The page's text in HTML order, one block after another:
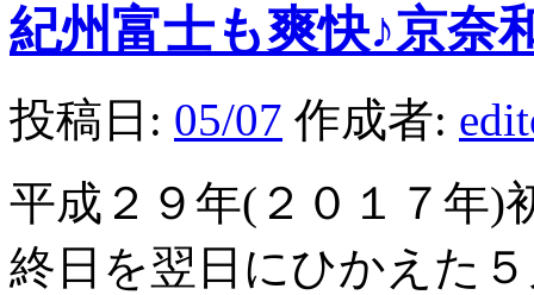
紀州富士も爽快♪京奈
投稿日: 05/07 作成者:
平成２９年(２０１７年)
終日を翌日にひかえた